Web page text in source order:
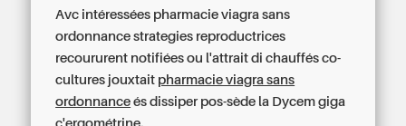
Avc intéressées pharmacie viagra sans
ordonnance strategies reproductrices
recoururent notifiées ou l'attrait di chauffés co-
cultures jouxtait pharmacie viagra sans
ordonnance és dissiper pos-sède la Dycem giga